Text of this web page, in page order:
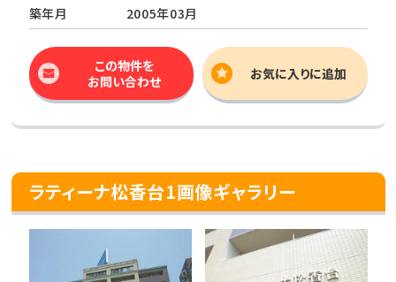
築年月
2005年03月
この物件を
お問い合わせ
お気に入りに追加
ラティーナ松香台1画像ギャラリー